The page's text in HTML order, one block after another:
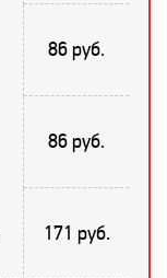
86 руб.
86 руб.
171 руб.